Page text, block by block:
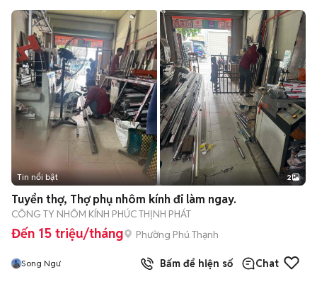
Tin nổi bật 2
Tuyển thợ, Thợ phụ nhôm kính đi làm ngay.
CÔNG TY NHÔM KÍNH PHÚC THỊNH PHÁT
Đến 15 triệu/tháng Phường Phú Thạnh
Song Ngư Bấm để hiện số Chat